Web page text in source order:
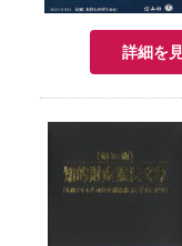
詳細を